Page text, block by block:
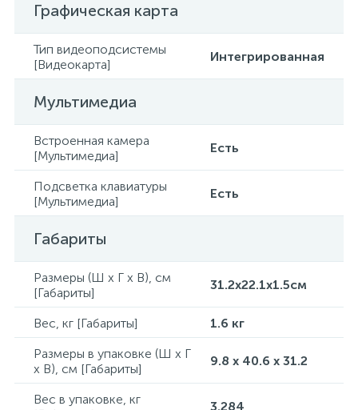
Графическая карта
Тип видеоподсистемы
[Видеокарта]
Интегрированная
Мультимедиа
Встроенная камера
[Мультимедиа]
Есть
Подсветка клавиатуры
[Мультимедиа]
Есть
Габариты
Размеры (Ш x Г x В), см
[Габариты]
31.2x22.1x1.5см
Вес, кг [Габариты]
1.6 кг
Размеры в упаковке (Ш x Г
x В), см [Габариты]
9.8 x 40.6 x 31.2
Вес в упаковке, кг
3.284